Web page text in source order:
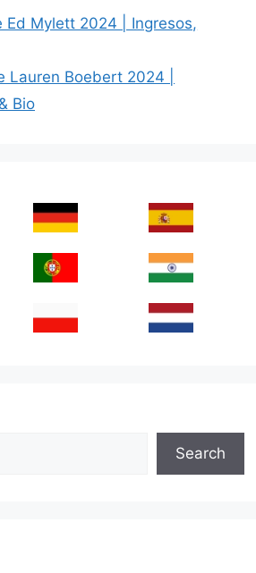
Ed Mylett 2024 | Ingresos,
Lauren Boebert 2024 |
Bio
Search